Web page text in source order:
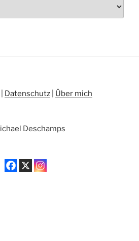
Datenschutz Über mich
Deschamps